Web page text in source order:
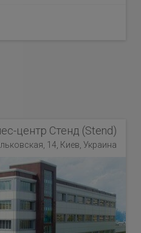
центр Стенд (Stend)
14, Киев, Украина